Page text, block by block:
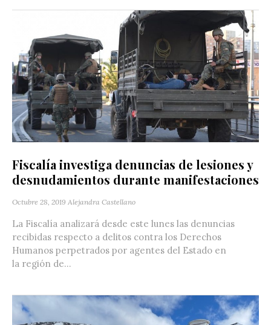
Fiscalía investiga denuncias de lesiones y
desnudamientos durante manifestaciones
Octubre 28, 2019 Alejandra Castellano
La Fiscalía analizará desde este lunes las denuncias
recibidas respecto a delitos contra los Derechos
Humanos perpetrados por agentes del Estado en
la región de...